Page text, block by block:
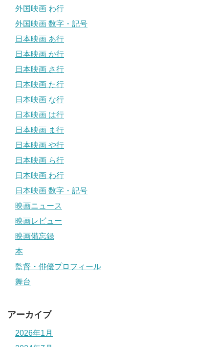
外国映画 わ行
外国映画 数字・記号
日本映画 あ行
日本映画 か行
日本映画 さ行
日本映画 た行
日本映画 な行
日本映画 は行
日本映画 ま行
日本映画 や行
日本映画 ら行
日本映画 わ行
日本映画 数字・記号
映画ニュース
映画レビュー
映画備忘録
本
監督・俳優プロフィール
舞台
アーカイブ
2026年1月